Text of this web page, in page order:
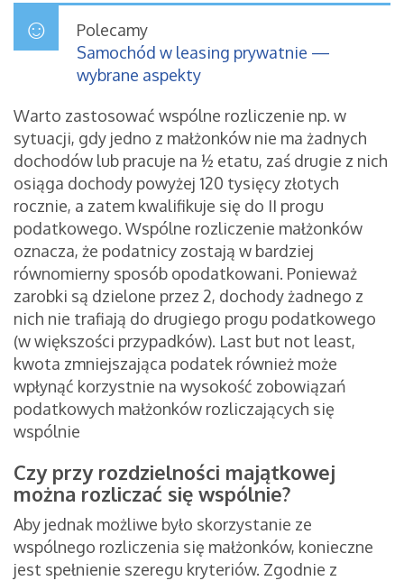
Polecamy
Samochód w leasing prywatnie —
wybrane aspekty
Warto zastosować wspólne rozliczenie np. w
sytuacji, gdy jedno z małżonków nie ma żadnych
dochodów lub pracuje na ½ etatu, zaś drugie z nich
osiąga dochody powyżej 120 tysięcy złotych
rocznie, a zatem kwalifikuje się do II progu
podatkowego. Wspólne rozliczenie małżonków
oznacza, że podatnicy zostają w bardziej
równomierny sposób opodatkowani. Ponieważ
zarobki są dzielone przez 2, dochody żadnego z
nich nie trafiają do drugiego progu podatkowego
(w większości przypadków). Last but not least,
kwota zmniejszająca podatek również może
wpłynąć korzystnie na wysokość zobowiązań
podatkowych małżonków rozliczających się
wspólnie
Czy przy rozdzielności majątkowej
można rozliczać się wspólnie?
Aby jednak możliwe było skorzystanie ze
wspólnego rozliczenia się małżonków, konieczne
jest spełnienie szeregu kryteriów. Zgodnie z